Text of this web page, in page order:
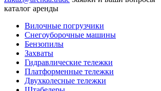
каталог аренды
Вилочные погрузчики
Снегоуборочные машины
Бензопилы
Захваты
Гидравлические тележки
Платформенные тележки
Двухколесные тележки